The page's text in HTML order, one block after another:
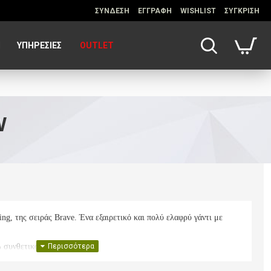
ΣΥΝΔΕΣΗ ΕΓΓΡΑΦΗ WISHLIST ΣΥΓΚΡΙΣΗ
ΥΠΗΡΕΣΊΕΣ OUTLET
της σειράς Brave. Ένα εξαιρετικό και πολύ ελαφρύ γάντι με
υλικό